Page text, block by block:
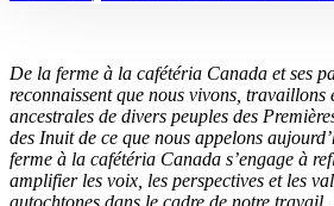
De la ferme à la cafétéria Canada et ses
reconnaissent que nous vivons, travaillons
ancestrales de divers peuples des
des Inuit de ce que nous appelons
ferme à la cafétéria Canada s’engage à
amplifier les voix, les perspectives et les
autochtones dans le cadre de notre travail.